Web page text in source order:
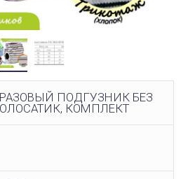
ПОДГУЗНИК БЕЗ
КОМПЛЕКТ